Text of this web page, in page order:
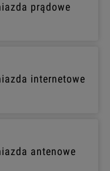
prądowe
internetowe
antenowe